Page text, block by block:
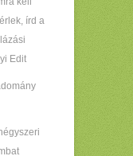
írd a
Edit